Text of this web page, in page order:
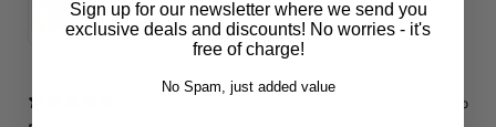
4.71★ · 7 reviews
14 days ago
Sign up for our newsletter where we send you
exclusive deals and discounts! No worries - it's
free of charge!
No Spam, just added value